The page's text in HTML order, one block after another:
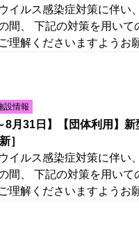
イルス感染症対策に伴い
間、 下記の対策を用い
理解くださいますようお
設情報
8月31日】【団体利用】
］
イルス感染症対策に伴い
間、 下記の対策を用い
理解くださいますようお